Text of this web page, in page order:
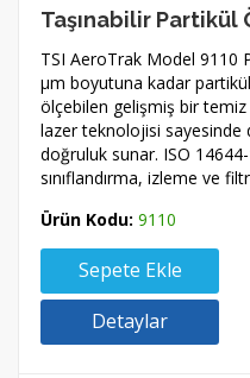
Taşınabilir Partikül
TSI AeroTrak Model 9110
µm boyutuna kadar
ölçebilen gelişmiş bir temiz
lazer teknolojisi sayesinde
doğruluk sunar. ISO
sınıflandırma, izleme ve
Ürün Kodu: 9110
Sepete Ekle
Detaylar